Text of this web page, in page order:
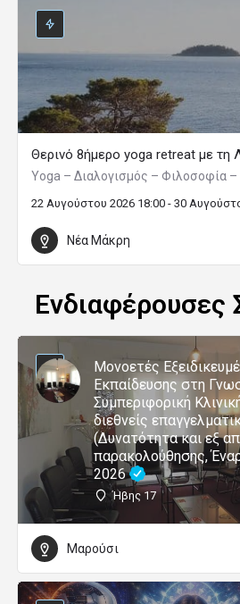
Θερινό 8ήμερο yoga retreat με τη
Yoga – Διαλογισμός – Φιλοσοφία
22 Αυγούστου 2026 18:00 - 30
Νέα Μάκρη
Ενδιαφέρουσες
Μονοετές
Εκπαίδευσης στη
Συμπεριφορική
διεθνείς
(Δυνατότητα και εξ
παρακολούθησης,
2026
Ήβης 17
Μαρούσι